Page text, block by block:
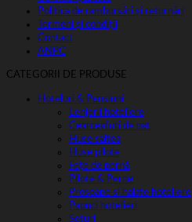
Politica de rambursări și returnări
Termeni și condiții
Contact
ANPC
CATEGORII DE PRODUSE
Hoteluri & Pensiuni
Lenjerii hoteliere
Cearceafuri de pat
Huse saltea
Huse pilote
Fețe de pernă
Pilote & Perne
Prosoape si halate hoteliere
Papuci hotelieri
Seturi